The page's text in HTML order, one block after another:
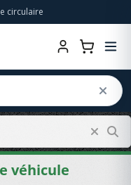
circulaire
véhicule